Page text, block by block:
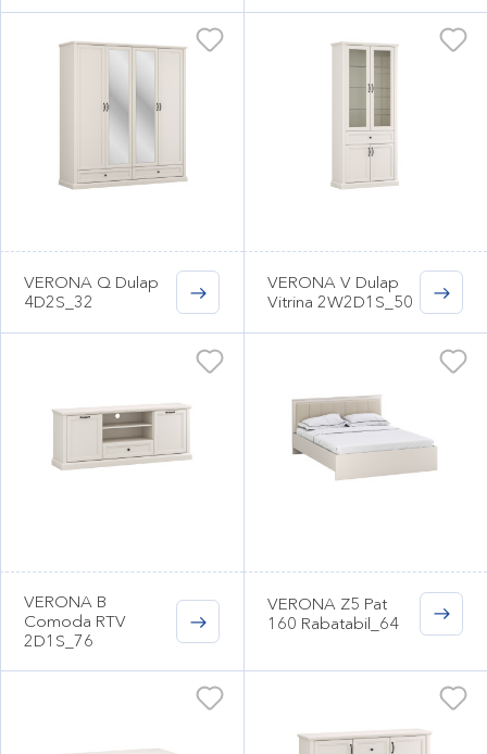
VERONA Q Dulap
4D2S_32
VERONA V Dulap
Vitrina 2W2D1S_50
VERONA B
Comoda RTV
2D1S_76
VERONA Z5 Pat
160 Rabatabil_64